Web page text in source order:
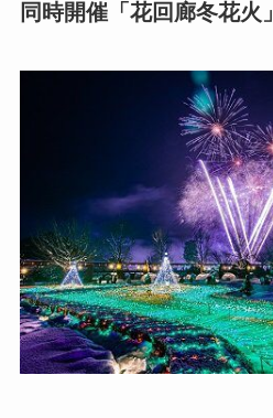
同時開催「花回廊冬花火」